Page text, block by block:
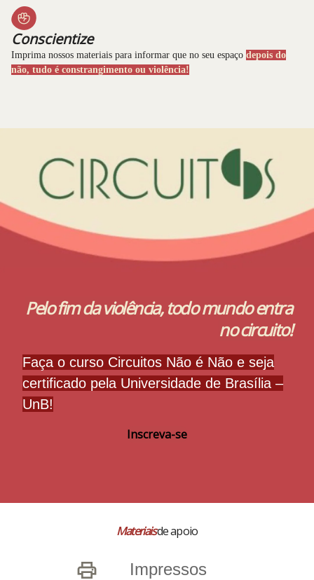
Conscientize
Imprima nossos materiais para informar que no seu espaço depois do
não, tudo é constrangimento ou violência!
Pelo fim da violência, todo mundo entra
no circuito!
Faça o curso Circuitos Não é Não e seja
certificado pela Universidade de Brasília –
UnB!
Inscreva-se
Materiaisde apoio
Impressos